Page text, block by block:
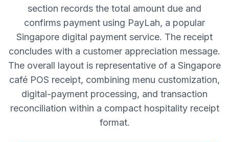
section records the total amount due and
confirms payment using PayLah, a popular
Singapore digital payment service. The receipt
concludes with a customer appreciation message.
The overall layout is representative of a Singapore
café POS receipt, combining menu customization,
digital-payment processing, and transaction
reconciliation within a compact hospitality receipt
format.